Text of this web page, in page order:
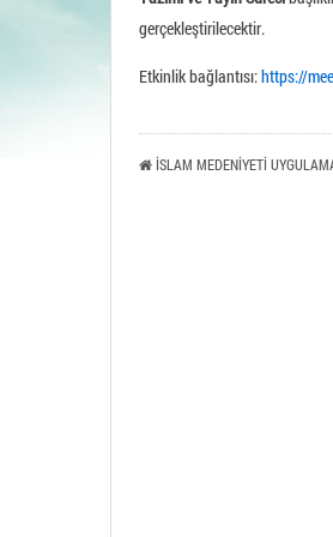
gerçekleştirilecektir.
Etkinlik bağlantısı:https://
İSLAM MEDENİYETİ